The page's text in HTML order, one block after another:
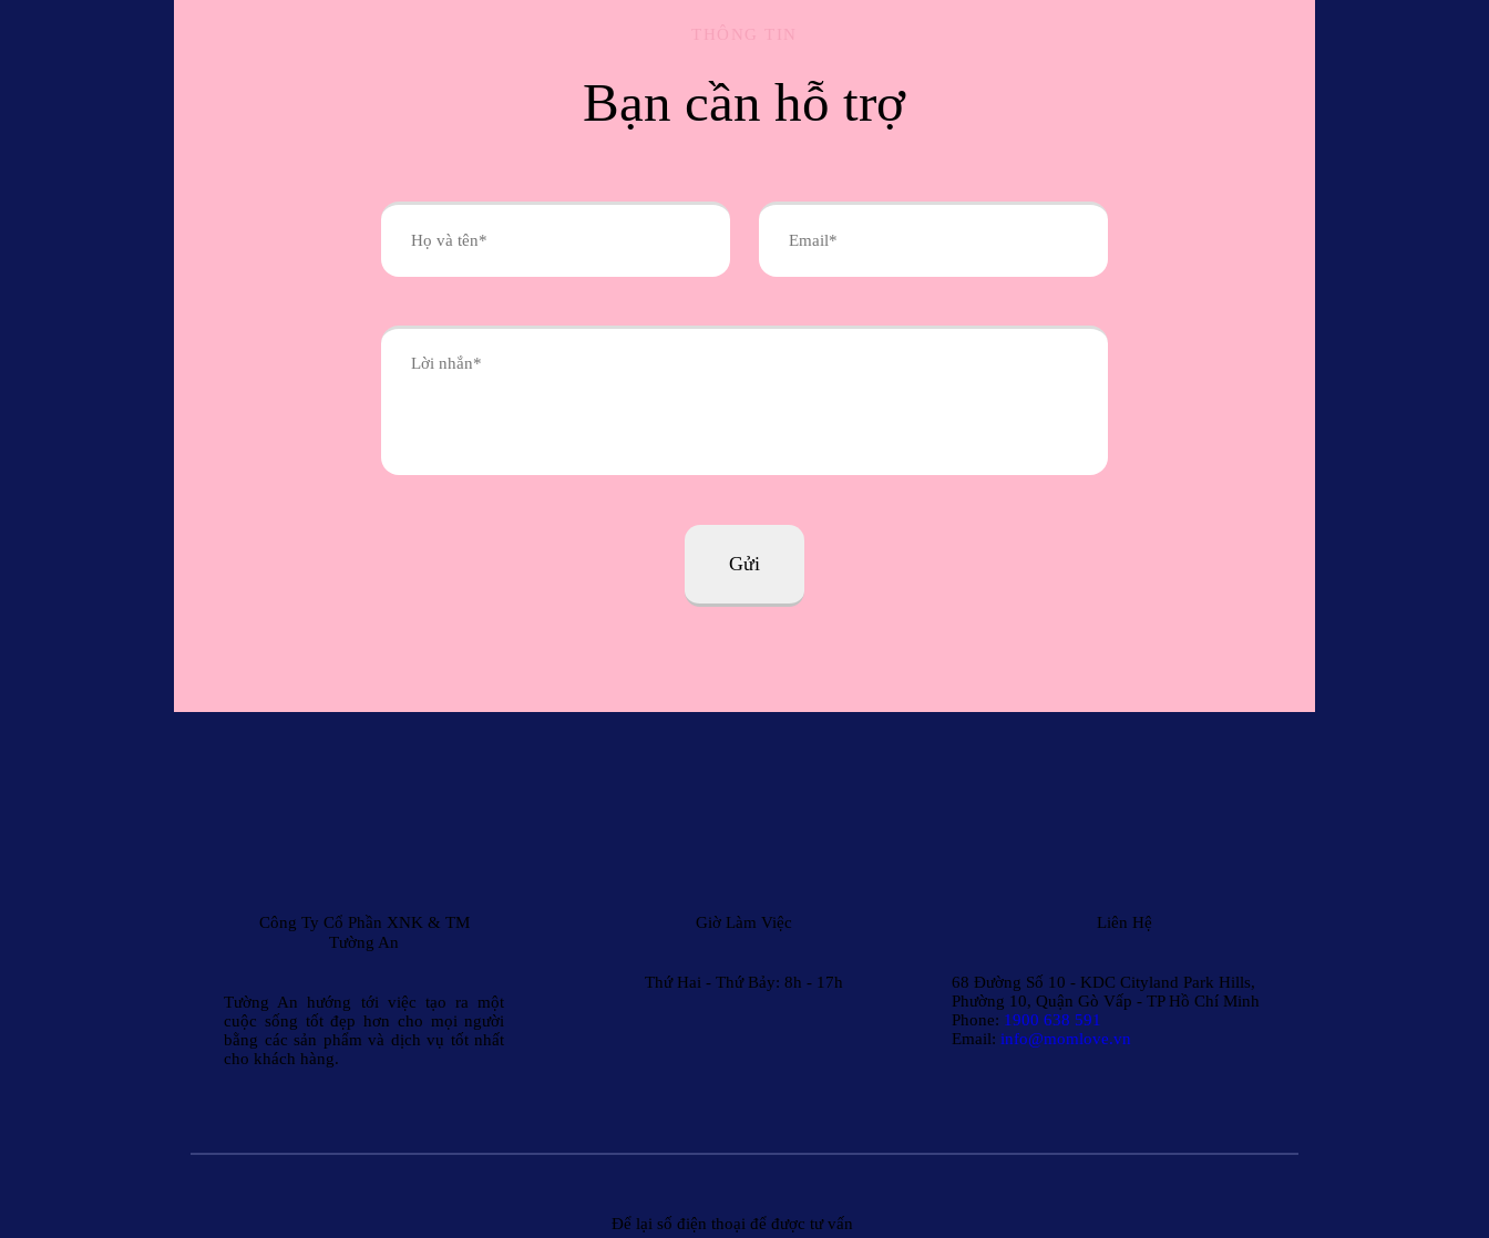
Bạn cần hỗ trợ
Công Ty Cổ Phần XNK & TM
Tường An
Tường An hướng tới việc tạo ra một
cuộc sống tốt đẹp hơn cho mọi người
bằng các sản phẩm và dịch vụ tốt nhất
cho khách hàng.
Giờ Làm Việc
Thứ Hai - Thứ Bảy: 8h - 17h
Liên Hệ
68 Đường Số 10 - KDC Cityland Park Hills,
Phường 10, Quận Gò Vấp - TP Hồ Chí Minh
Phone: 1900 638 591
Email: info@momlove.vn
Để lại số điện thoại để được tư vấn